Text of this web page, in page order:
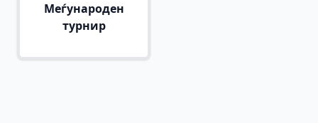
Меѓународен
турнир